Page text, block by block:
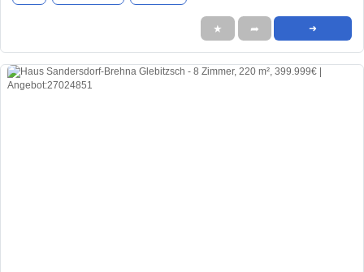
★ ➦ ➜